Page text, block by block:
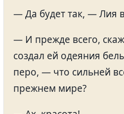
— Да будет так, — Лия
— И прежде всего,
создал ей одеяния
перо, — что сильней
прежнем мире?